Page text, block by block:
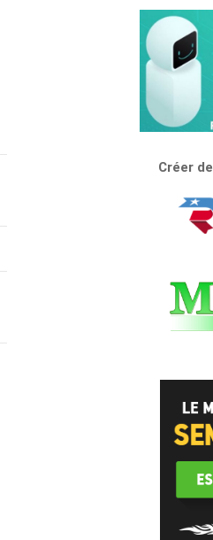
Créer